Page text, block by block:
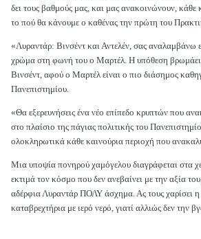
δει τους βαθμούς μας, και μας ανακοινώνουν, κάθε
το πού θα κάνουμε ο καθένας την πρώτη του
«Λυραντάρ: Βινσέντ και Αντελέν, σας αναλαμβάνω
χρώμα στη φωνή του ο Μαρτέλ. Η υπόθεση βρωμάει
Βινσέντ, αφού ο Μαρτέλ είναι ο πιο διάσημος
Πανεπιστημίου.
«Θα εξερευνήσεις ένα νέο επίπεδο κρυπτών που
στο πλαίσιο της πάγιας πολιτικής του
ολοκληρωτικά κάθε καινούρια περιοχή που
Μια υποψία πονηρού χαμόγελου διαγράφεται στα
εκτιμά τον κόσμο που δεν ανεβαίνει με την αξία
αδέρφια Λυραντάρ ΠΟΛΥ άσχημα. Ας τους χαρίσει η
καταβρεχτήρια με ιερό νερό, γιατί αλλιώς δεν την